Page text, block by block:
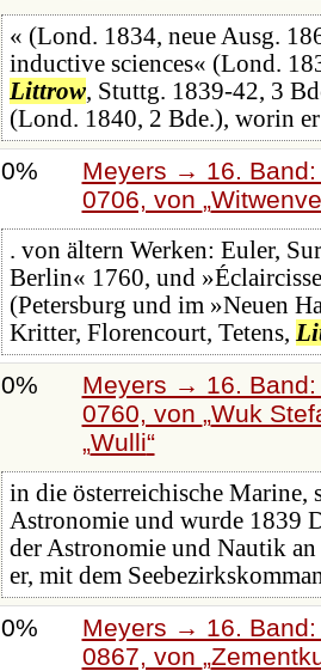
« (Lond. 1834, neue Ausg.
inductive sciences« (Lond.
Littrow, Stuttg. 1839-42, 3
(Lond. 1840, 2 Bde.), worin
0%
Meyers → 16.
0706, von
. von ältern Werken: Euler,
Berlin« 1760, und
(Petersburg und im »Neuen
Kritter, Florencourt, Tetens,
0%
Meyers → 16.
0760, von Wuk
Wulli
in die österreichische Marine,
Astronomie und wurde 1839
der Astronomie und Nautik
er, mit dem
0%
Meyers → 16.
0867, von